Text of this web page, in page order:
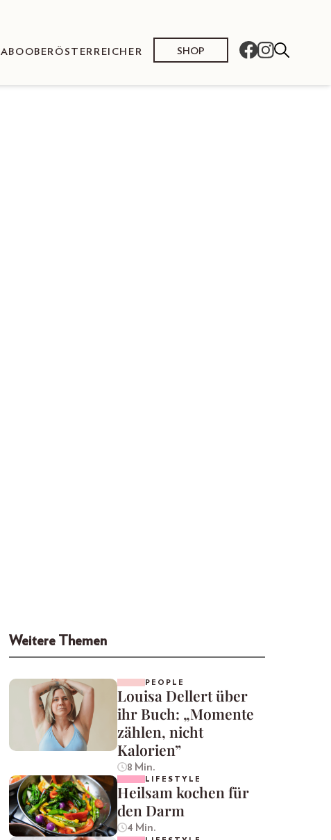
ABO OBERÖSTERREICHER SHOP
Weitere Themen
PEOPLE
Louisa Dellert über
ihr Buch: „Momente
zählen, nicht
Kalorien”
8 Min.
LIFESTYLE
Heilsam kochen für
den Darm
4 Min.